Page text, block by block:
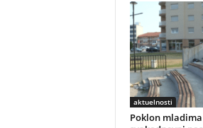
aktuelnosti
Poklon